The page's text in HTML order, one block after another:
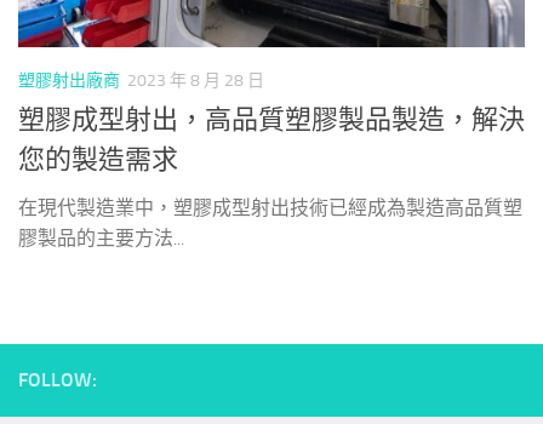
塑膠射出廠商 2023 年 8 月 28 日
塑膠成型射出，高品質塑膠製品製造，解決
您的製造需求
在現代製造業中，塑膠成型射出技術已經成為製造高品質塑
膠製品的主要方法...
FOLLOW: